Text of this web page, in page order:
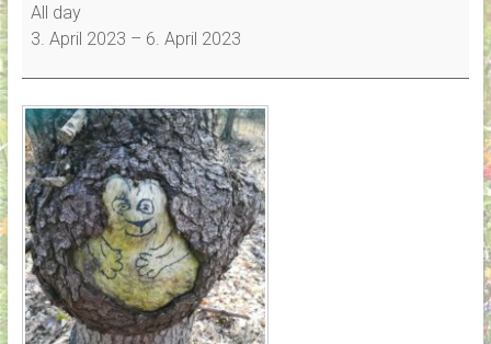
für
Kinder
und
Birk
im
Räuberwald"
All day
3. April 2023 – 6. April 2023